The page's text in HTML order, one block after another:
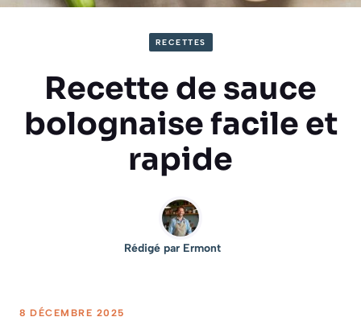
RECETTES
Recette de sauce
bolognaise facile et
rapide
Rédigé par Ermont
8 DÉCEMBRE 2025